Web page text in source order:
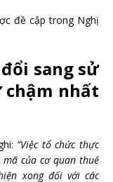
đề cập trong Nghị
sang sử
nhất
“Việc tổ chức thực
của cơ quan thuế
xong đối với các